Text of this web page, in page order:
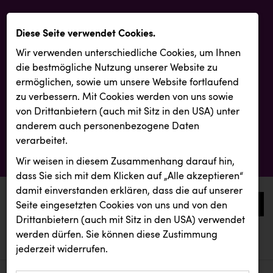
0
aktuelle aussendungen
aktuelle aussendungen
Diese Seite verwendet Cookies.
Wir verwenden unterschiedliche Cookies, um Ihnen
die best­mögliche Nutzung unserer Website zu
ermöglichen, sowie um unsere Website fortlaufend
zu verbessern. Mit Cookies werden von uns sowie
von Drittanbietern (auch mit Sitz in den USA) unter
anderem auch personenbezogene Daten
verarbeitet.
Wir weisen in diesem Zusammenhang darauf hin,
dass Sie sich mit dem Klicken auf „Alle akzeptieren“
damit ein­ver­standen erklären, dass die auf unserer
Seite eingesetzten Cookies von uns und von den
Drittanbietern (auch mit Sitz in den USA) verwendet
werden dürfen. Sie können diese Zustimmung
jederzeit widerrufen.